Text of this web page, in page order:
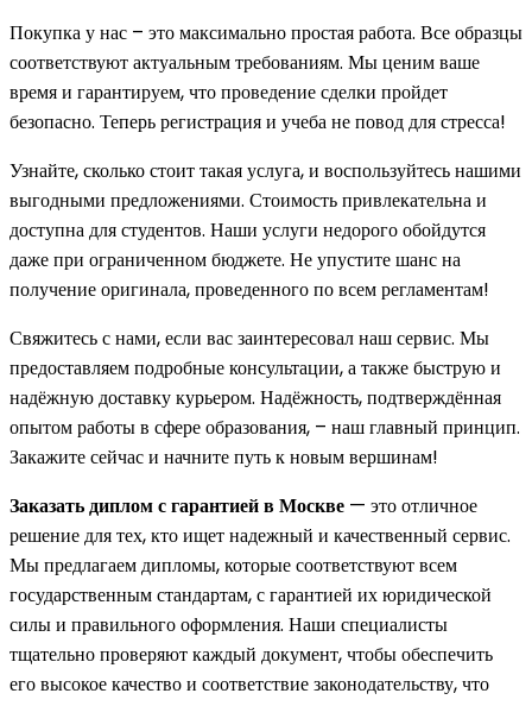
Покупка у нас – это максимально простая работа. Все образцы
соответствуют актуальным требованиям. Мы ценим ваше
время и гарантируем, что проведение сделки пройдет
безопасно. Теперь регистрация и учеба не повод для стресса!
Узнайте, сколько стоит такая услуга, и воспользуйтесь нашими
выгодными предложениями. Стоимость привлекательна и
доступна для студентов. Наши услуги недорого обойдутся
даже при ограниченном бюджете. Не упустите шанс на
получение оригинала, проведенного по всем регламентам!
Свяжитесь с нами, если вас заинтересовал наш сервис. Мы
предоставляем подробные консультации, а также быструю и
надёжную доставку курьером. Надёжность, подтверждённая
опытом работы в сфере образования, – наш главный принцип.
Закажите сейчас и начните путь к новым вершинам!
Заказать диплом с гарантией в Москве — это отличное
решение для тех, кто ищет надежный и качественный сервис.
Мы предлагаем дипломы, которые соответствуют всем
государственным стандартам, с гарантией их юридической
силы и правильного оформления. Наши специалисты
тщательно проверяют каждый документ, чтобы обеспечить
его высокое качество и соответствие законодательству, что